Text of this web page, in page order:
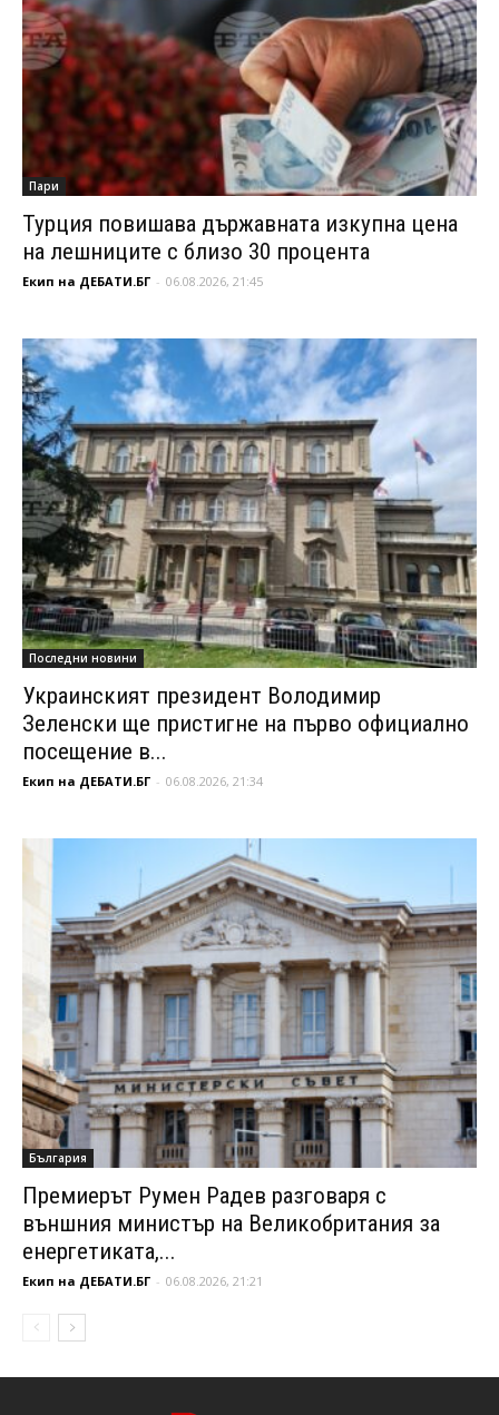
Пари
Турция повишава държавната изкупна цена
на лешниците с близо 30 процента
Екип на ДЕБАТИ.БГ - 06.08.2026, 21:45
Последни новини
Украинският президент Володимир
Зеленски ще пристигне на първо официално
посещение в...
Екип на ДЕБАТИ.БГ - 06.08.2026, 21:34
България
Премиерът Румен Радев разговаря с
външния министър на Великобритания за
енергетиката,...
Екип на ДЕБАТИ.БГ - 06.08.2026, 21:21